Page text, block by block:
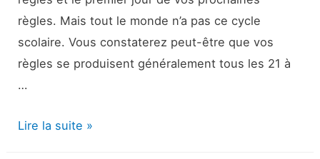
règles. Mais tout le monde n’a pas ce cycle
scolaire. Vous constaterez peut-être que vos
règles se produisent généralement tous les 21 à
…
Combien
Lire la suite »